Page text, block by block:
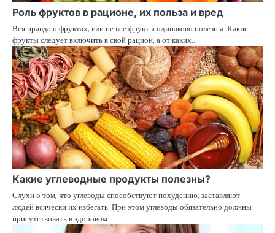
Роль фруктов в рационе, их польза и вред
Вся правда о фруктах, или не все фрукты одинаково полезны. Какие
фрукты следует включить в свой рацион, а от каких…
Какие углеводные продукты полезны?
Слухи о том, что углеводы способствуют похудению, заставляют
людей всячески их избегать. При этом углеводы обязательно должны
присутствовать в здоровом…